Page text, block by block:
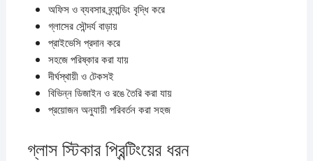
অফিস ও ব্যবসার ব্র্যান্ডিং বৃদ্ধি করে
গ্লাসের সৌন্দর্য বাড়ায়
প্রাইভেসি প্রদান করে
সহজে পরিষ্কার করা যায়
দীর্ঘস্থায়ী ও টেকসই
বিভিন্ন ডিজাইন ও রঙে তৈরি করা যায়
প্রয়োজন অনুযায়ী পরিবর্তন করা সহজ
গ্লাস স্টিকার প্রিন্টিংয়ের ধরন